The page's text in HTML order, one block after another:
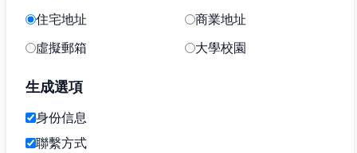
住宅地址
商業地址
虛擬郵箱
大學校園
生成選項
身份信息
聯繫方式